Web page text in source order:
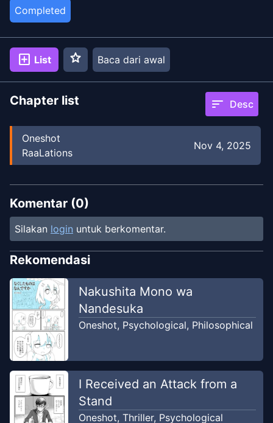
Completed
add_box List star Baca dari awal
Chapter list sort Desc
Oneshot
RaaLations
Nov 4, 2025
Komentar (0)
Silakan login untuk berkomentar.
Rekomendasi
Nakushita Mono wa
Nandesuka
Oneshot, Psychological, Philosophical
I Received an Attack from a
Stand
Oneshot, Thriller, Psychological